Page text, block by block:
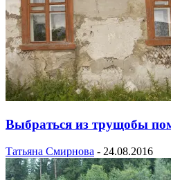
Выбраться из трущобы
Татьяна Смирнова - 24.08.2016